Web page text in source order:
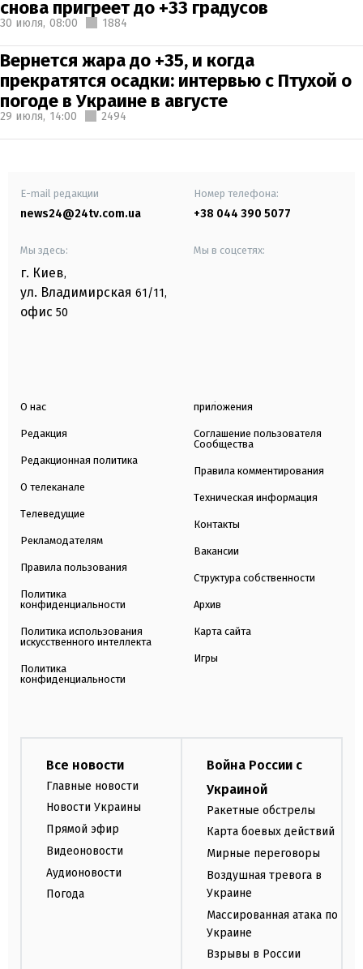
снова пригреет до +33 градусов
30 июля, 08:00 1884
Вернется жара до +35, и когда
прекратятся осадки: интервью с Птухой о
погоде в Украине в августе
29 июля, 14:00 2494
E-mail редакции
news24@24tv.com.ua
Номер телефона:
+38 044 390 5077
Мы здесь:
г. Киев,
ул. Владимирская 61/11,
офис 50
Мы в соцсетях:
О нас
Редакция
Редакционная политика
О телеканале
Телеведущие
Рекламодателям
Правила пользования
Политика
конфиденциальности
Политика использования
искусственного интеллекта
Политика
конфиденциальности
приложения
Соглашение пользователя
Сообщества
Правила комментирования
Техническая информация
Контакты
Вакансии
Структура собственности
Архив
Карта сайта
Игры
Все новости
Главные новости
Новости Украины
Прямой эфир
Видеоновости
Аудионовости
Погода
Война России с
Украиной
Ракетные обстрелы
Карта боевых действий
Мирные переговоры
Воздушная тревога в
Украине
Массированная атака по
Украине
Взрывы в России